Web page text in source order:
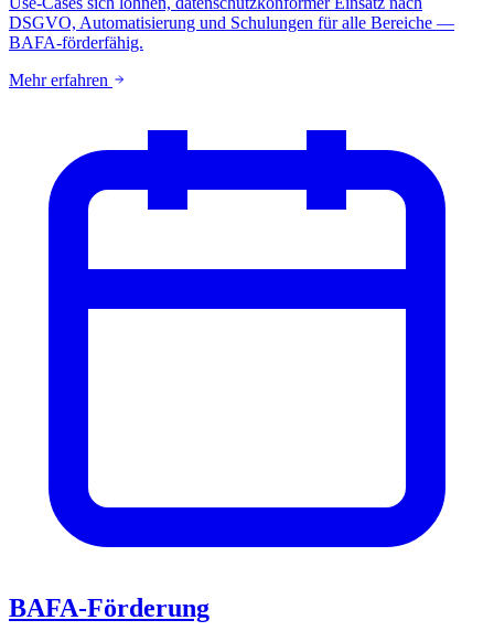
DSGVO, Automatisierung und Schulungen für alle Bereiche —
BAFA-förderfähig.
Mehr erfahren
BAFA-Förderung